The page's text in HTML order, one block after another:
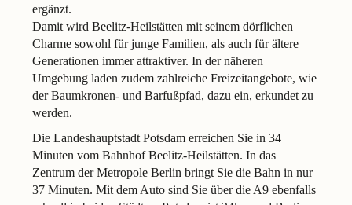
ergänzt.
Damit wird Beelitz-Heilstätten mit seinem dörflichen
Charme sowohl für junge Familien, als auch für ältere
Generationen immer attraktiver. In der näheren
Umgebung laden zudem zahlreiche Freizeitangebote, wie
der Baumkronen- und Barfußpfad, dazu ein, erkundet zu
werden.
Die Landeshauptstadt Potsdam erreichen Sie in 34
Minuten vom Bahnhof Beelitz-Heilstätten. In das
Zentrum der Metropole Berlin bringt Sie die Bahn in nur
37 Minuten. Mit dem Auto sind Sie über die A9 ebenfalls